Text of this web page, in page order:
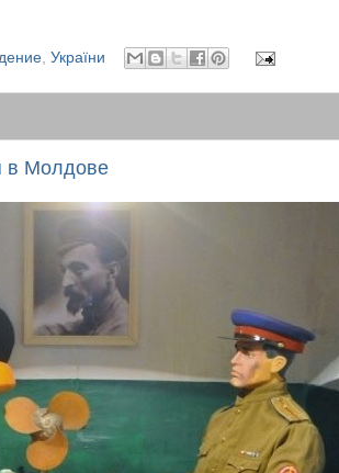
України
в Молдове